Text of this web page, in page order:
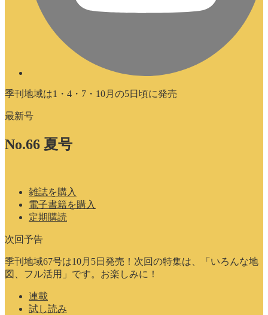
季刊地域は1・4・7・10月の5日頃に発売
最新号
No.66 夏号
雑誌を購入
電子書籍を購入
定期購読
次回予告
季刊地域67号は10月5日発売！次回の特集は、「いろんな地
図、フル活用」です。お楽しみに！
連載
試し読み